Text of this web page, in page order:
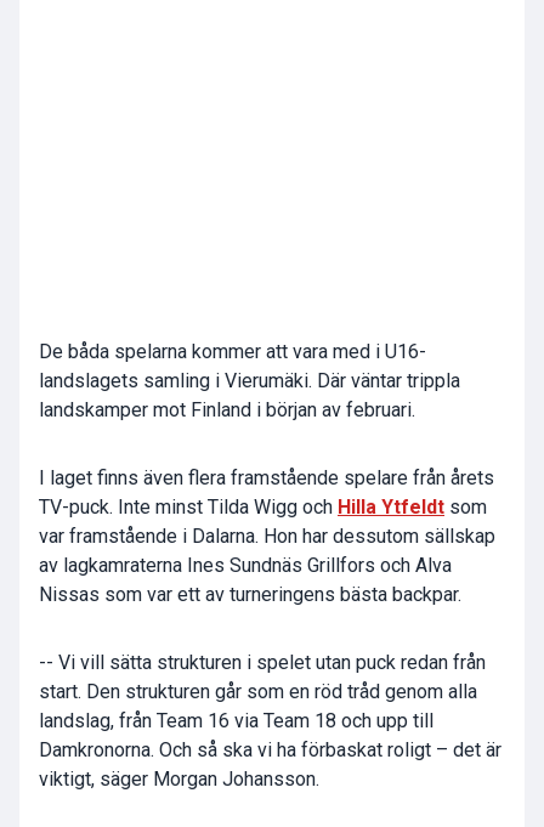
De båda spelarna kommer att vara med i U16-
landslagets samling i Vierumäki. Där väntar trippla
landskamper mot Finland i början av februari.
I laget finns även flera framstående spelare från årets
TV-puck. Inte minst Tilda Wigg och Hilla Ytfeldt som
var framstående i Dalarna. Hon har dessutom sällskap
av lagkamraterna Ines Sundnäs Grillfors och Alva
Nissas som var ett av turneringens bästa backpar.
-- Vi vill sätta strukturen i spelet utan puck redan från
start. Den strukturen går som en röd tråd genom alla
landslag, från Team 16 via Team 18 och upp till
Damkronorna. Och så ska vi ha förbaskat roligt – det är
viktigt, säger Morgan Johansson.